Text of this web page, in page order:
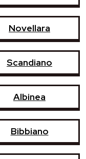
Novellara
Scandiano
Albinea
Bibbiano